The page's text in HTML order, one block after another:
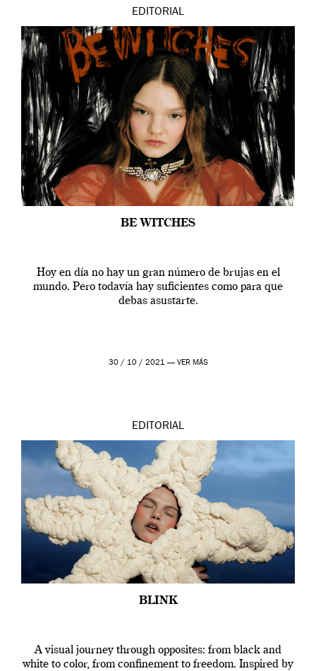
EDITORIAL
BE WITCHES
Hoy en día no hay un gran número de brujas en el
mundo. Pero todavía hay suficientes como para que
debas asustarte.
30 / 10 / 2021 — VER MÁS
EDITORIAL
BLINK
A visual journey through opposites: from black and
white to color, from confinement to freedom. Inspired by